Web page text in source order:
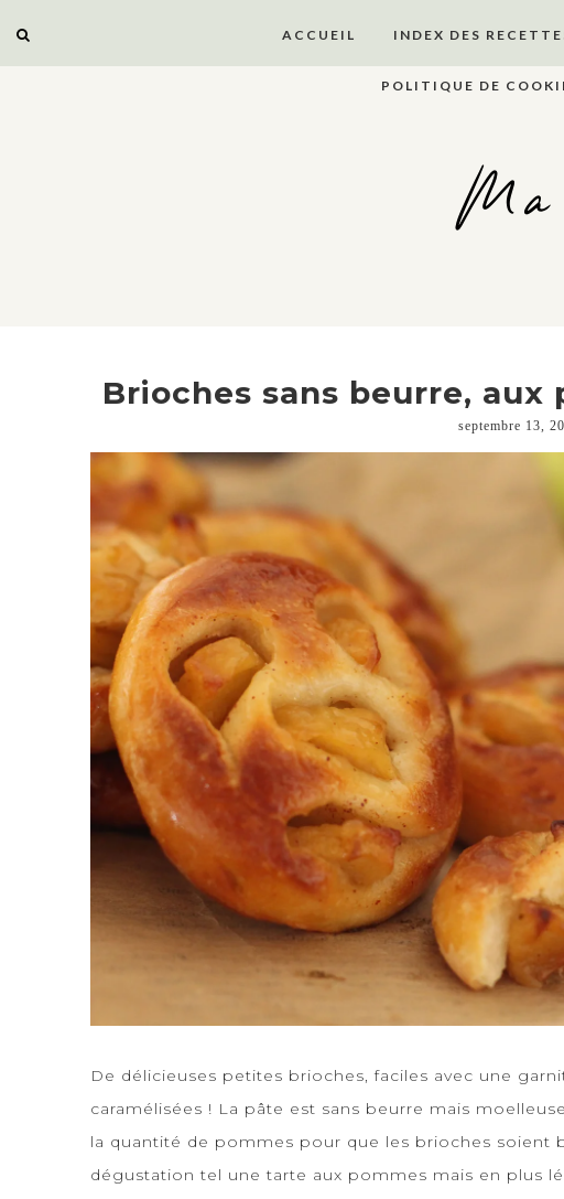
ACCUEIL INDEX DES
POLITIQUE DE
Brioches sans beurre, aux
septembre 13,
De délicieuses petites brioches, faciles avec une
caramélisées ! La pâte est sans beurre mais
la quantité de pommes pour que les brioches soient
dégustation tel une tarte aux pommes mais en plus